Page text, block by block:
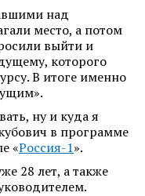
над
место, а потом
выйти и
которого
В итоге именно
ну и куда я
в программе
«Россия-1».
28 лет, а также